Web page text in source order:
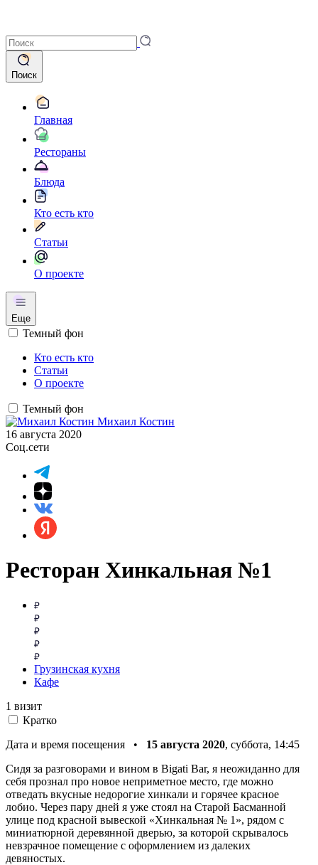
Поиск
Главная
Рестораны
Блюда
Кто есть кто
Статьи
О проекте
Еще
Темный фон
Кто есть кто
Статьи
О проекте
Темный фон
Михаил Костин
16 августа 2020
Соц.сети
Ресторан Хинкальная №1
Грузинская кухня
Кафе
1 визит
Кратко
Дата и время посещения • 15 августа 2020, суббота, 14:45
Сидя за разговорами и вином в Bigati Bar, я неожиданно для
себя прознал про новое неприметное место, где можно
отведать вкусные недорогие хинкали и горячее красное
лобио. Через пару дней я уже стоял на Старой Басманной
улице под красной вывеской «Хинкальная № 1», рядом с
миниатюрной деревянной дверью, за которой скрывалось
невзрачное помещение с оформлением из далеких
девяностых.